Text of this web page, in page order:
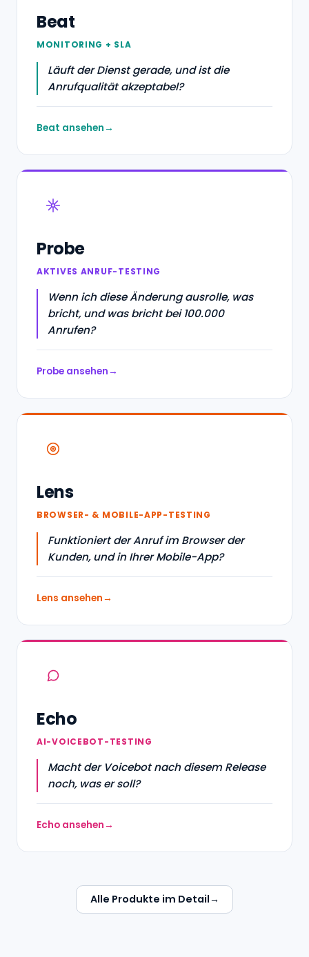
Beat
MONITORING + SLA
Läuft der Dienst gerade, und ist die
Anrufqualität akzeptabel?
Beat ansehen
Probe
AKTIVES ANRUF-TESTING
Wenn ich diese Änderung ausrolle, was
bricht, und was bricht bei 100.000
Anrufen?
Probe ansehen
Lens
BROWSER- & MOBILE-APP-TESTING
Funktioniert der Anruf im Browser der
Kunden, und in Ihrer Mobile-App?
Lens ansehen
Echo
AI-VOICEBOT-TESTING
Macht der Voicebot nach diesem Release
noch, was er soll?
Echo ansehen
Alle Produkte im Detail